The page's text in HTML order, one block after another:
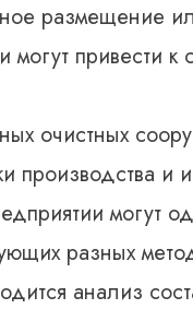
размещение
привести к
очистных
производства и
могут
разных
анализ